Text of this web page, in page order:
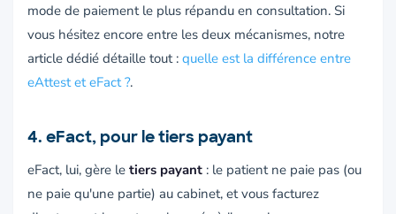
mode de paiement le plus répandu en consultation. Si
vous hésitez encore entre les deux mécanismes, notre
article dédié détaille tout : quelle est la différence entre
eAttest et eFact ?.
4. eFact, pour le tiers payant
eFact, lui, gère le tiers payant : le patient ne paie pas (ou
ne paie qu'une partie) au cabinet, et vous facturez